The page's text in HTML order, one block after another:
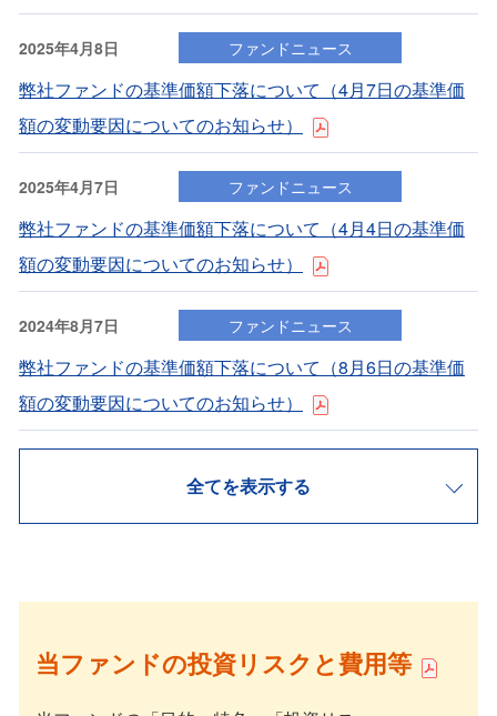
2025年4月8日 ファンドニュース
弊社ファンドの基準価額下落について（4⽉7⽇の基準価
額の変動要因についてのお知らせ）
2025年4月7日 ファンドニュース
弊社ファンドの基準価額下落について（4⽉4⽇の基準価
額の変動要因についてのお知らせ）
2024年8月7日 ファンドニュース
弊社ファンドの基準価額下落について（8⽉6⽇の基準価
額の変動要因についてのお知らせ）
全てを表示する
当ファンドの投資リスクと費用等